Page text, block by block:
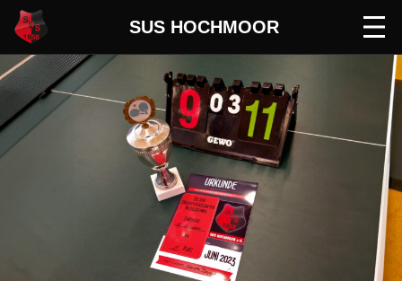
SUS HOCHMOOR